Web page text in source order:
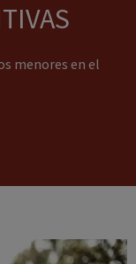
menores en el